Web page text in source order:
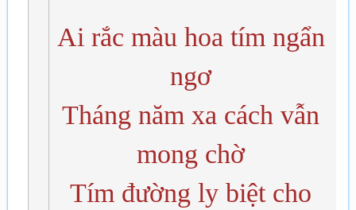
Ai rắc màu hoa tím ngẩn
ngơ
Tháng năm xa cách vẫn
mong chờ
Tím đường ly biệt cho